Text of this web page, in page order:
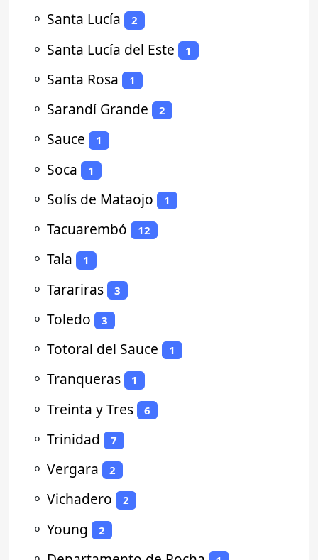
⚬ Santa Lucía 2
⚬ Santa Lucía del Este 1
⚬ Santa Rosa 1
⚬ Sarandí Grande 2
⚬ Sauce 1
⚬ Soca 1
⚬ Solís de Mataojo 1
⚬ Tacuarembó 12
⚬ Tala 1
⚬ Tarariras 3
⚬ Toledo 3
⚬ Totoral del Sauce 1
⚬ Tranqueras 1
⚬ Treinta y Tres 6
⚬ Trinidad 7
⚬ Vergara 2
⚬ Vichadero 2
⚬ Young 2